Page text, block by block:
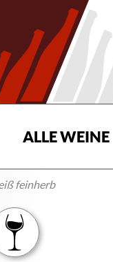
ALLE WEINE
feinherb